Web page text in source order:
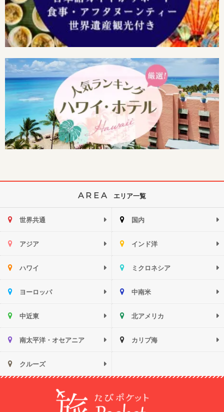
AREA エリア一覧
世界共通 国内
アジア インド洋
ハワイ ミクロネシア
ヨーロッパ 中南米
中近東 北アメリカ
南太平洋・オセアニア カリブ海
クルーズ